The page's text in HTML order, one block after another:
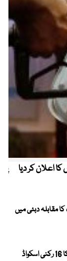
اعلان کر دیا
بھارت کا مقابلہ دبئی میں
پاکستان کیخلاف ٹیسٹ سیریز ، انگلینڈ کا 16 رکنی اسکواڈ